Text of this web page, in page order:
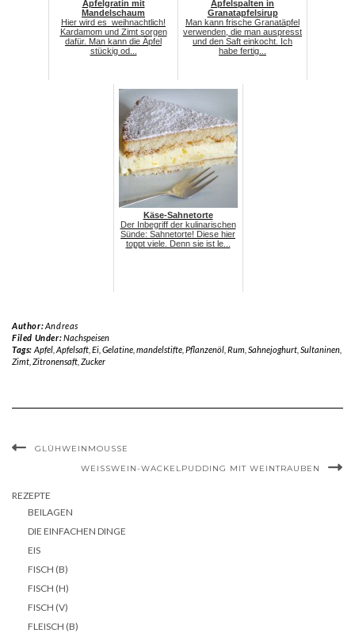
Apfelgratin mit
Mandelschaum
Hier wird es weihnachtlich!
Kardamom und Zimt sorgen
dafür. Man kann die Äpfel
stückig od...
Apfelspalten in
Granatapfelsirup
Man kann frische Granatäpfel
verwenden, die man auspresst
und den Saft einkocht. Ich
habe fertig...
Käse-Sahnetorte
Der Inbegriff der kulinarischen
Sünde: Sahnetorte! Diese hier
toppt viele. Denn sie ist le...
Author:Andreas
Filed Under:Nachspeisen
Tags: Apfel, Apfelsaft, Ei, Gelatine, mandelstifte, Pflanzenöl, Rum Sahnejoghurt, Sultaninen,
Zimt Zitronensaft Zucker
GLÜHWEINMOUSSE
WEISSWEIN-WACKELPUDDING MIT WEINTRAUBEN
REZEPTE
BEILAGEN
DIE EINFACHEN DINGE
EIS
FISCH (B)
FISCH (H)
FISCH (V)
FLEISCH (B)